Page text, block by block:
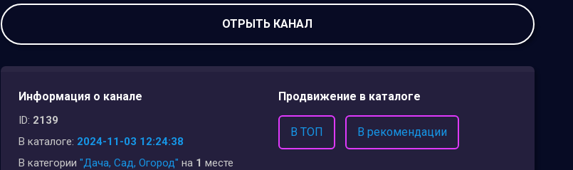
ОТРЫТЬ КАНАЛ
Информация о канале
ID: 2139
В каталоге: 2024-11-03 12:24:38
В категории "Дача, Сад, Огород" на 1 месте
Продвижение в каталоге
В ТОП В рекомендации